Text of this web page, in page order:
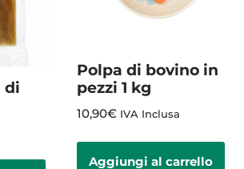
di
Polpa di bovino in
pezzi 1 kg
10,90€ IVA Inclusa
Aggiungi al carrello